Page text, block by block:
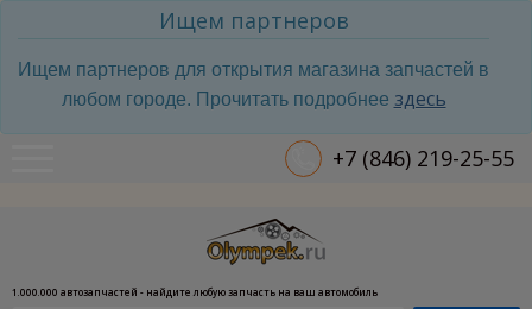
Ищем партнеров
Ищем партнеров для открытия магазина запчастей в
любом городе. Прочитать подробнее здесь
+7 (846) 219-25-55
1.000.000 автозапчастей - найдите любую запчасть на ваш автомобиль